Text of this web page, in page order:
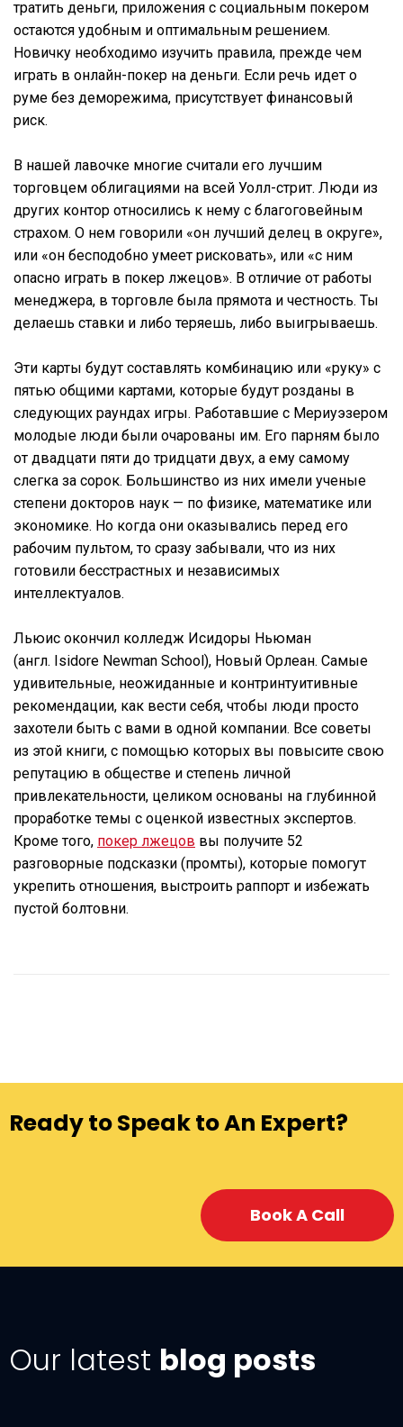
тратить деньги, приложения с социальным покером
остаются удобным и оптимальным решением.
Новичку необходимо изучить правила, прежде чем
играть в онлайн-покер на деньги. Если речь идет о
руме без деморежима, присутствует финансовый
риск.
В нашей лавочке многие считали его лучшим
торговцем облигациями на всей Уолл-стрит. Люди из
других контор относились к нему с благоговейным
страхом. О нем говорили «он лучший делец в округе»,
или «он бесподобно умеет рисковать», или «с ним
опасно играть в покер лжецов». В отличие от работы
менеджера, в торговле была прямота и честность. Ты
делаешь ставки и либо теряешь, либо выигрываешь.
Эти карты будут составлять комбинацию или «руку» с
пятью общими картами, которые будут розданы в
следующих раундах игры. Работавшие с Мериуэзером
молодые люди были очарованы им. Его парням было
от двадцати пяти до тридцати двух, а ему самому
слегка за сорок. Большинство из них имели ученые
степени докторов наук — по физике, математике или
экономике. Но когда они оказывались перед его
рабочим пультом, то сразу забывали, что из них
готовили бесстрастных и независимых
интеллектуалов.
Льюис окончил колледж Исидоры Ньюман
(англ. Isidore Newman School), Новый Орлеан. Самые
удивительные, неожиданные и контринтуитивные
рекомендации, как вести себя, чтобы люди просто
захотели быть с вами в одной компании. Все советы
из этой книги, с помощью которых вы повысите свою
репутацию в обществе и степень личной
привлекательности, целиком основаны на глубинной
проработке темы c оценкой известных экспертов.
Кроме того, покер лжецов вы получите 52
разговорные подсказки (промты), которые помогут
укрепить отношения, выстроить раппорт и избежать
пустой болтовни.
Ready to Speak to An Expert?
Book A Call
Our latest blog posts